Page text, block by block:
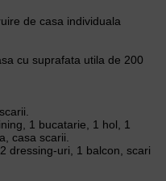
de casa individuala
cu suprafata utila de 200
1 bucatarie, 1 hol, 1
casa scarii.
dressing-uri, 1 balcon, scari